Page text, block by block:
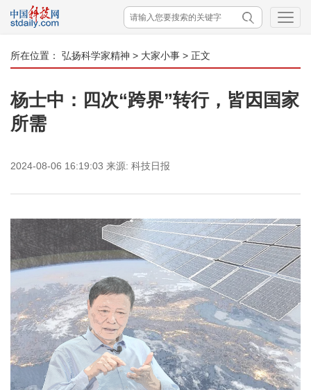
所在位置： 弘扬科学家精神 > 大家小事 > 正文
杨士中：四次“跨界”转行，皆因国家
所需
2024-08-06 16:19:03 来源: 科技日报